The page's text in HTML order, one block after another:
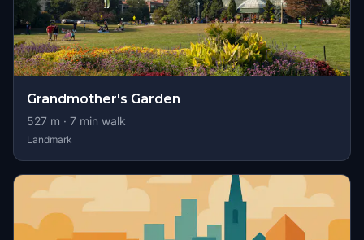
Grandmother's Garden
527 m · 7 min walk
Landmark